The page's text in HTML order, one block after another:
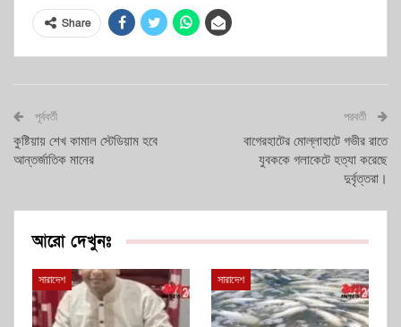
Share
পূর্ববর্তী
কুষ্টিয়ায় শেখ কামাল স্টেডিয়াম হবে
আন্তর্জাতিক মানের
পরবর্তী
বাগেরহাটের মোল্লাহাটে গভীর রাতে
যুবককে গলাকেটে হত্যা করেছে
দুর্বৃত্তরা।
আরো দেখুনঃ
সারাদেশ সারাদেশ